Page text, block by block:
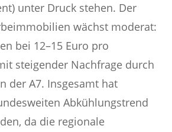
unter Druck stehen. Der
wächst moderat:
bei 12–15 Euro pro
steigender Nachfrage durch
der A7. Insgesamt hat
Abkühlungstrend
da die regionale